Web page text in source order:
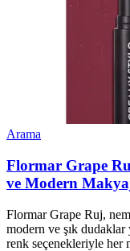
Arama
Flormar Grape
ve Modern
Flormar Grape Ruj,
modern ve şık dudaklar
renk seçenekleriyle her